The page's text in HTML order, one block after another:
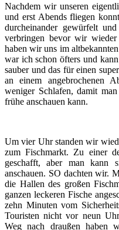
Nachdem wir unseren
und erst Abends fliegen
durcheinander gewürfelt
verbringen bevor wir wieder
haben wir uns im altbekannten
war ich schon öfters und
sauber und das für einen
an einem angebrochenen
weniger Schlafen, damit
frühe anschauen kann.
Um vier Uhr standen wir
zum Fischmarkt. Zu einer
geschafft, aber man kann
anschauen. SO dachten wir.
die Hallen des großen
ganzen leckeren Fische
zehn Minuten vom
Touristen nicht vor neun
Weg nach draußen haben